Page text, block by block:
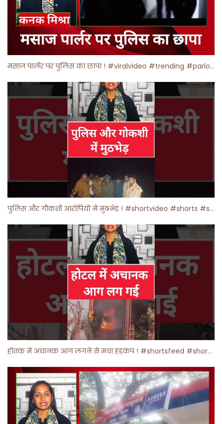
मसाज पार्लर पर पुलिस का छापा ! #viralvideo #trending #parlour
पुलिस और गौकशी आरोपियों में मुठभेड़ ! #shortvideo #shorts #shortsfeed
होतक में अचानक आग लगने से मचा हड़कंप ! #shortsfeed #shorts #viralshorts